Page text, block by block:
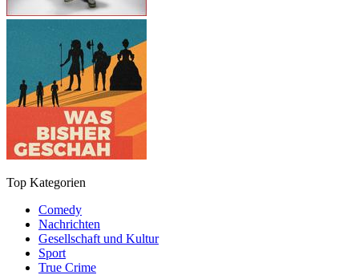
Top Kategorien
Comedy
Nachrichten
Gesellschaft und Kultur
Sport
True Crime